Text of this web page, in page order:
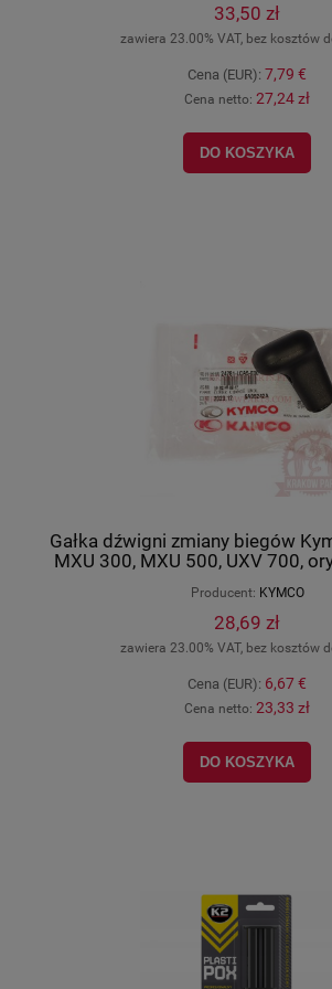
33,50 zł
zawiera 23.00% VAT, bez kosztów
Cena (EUR): 7,79 €
Cena netto: 27,24 zł
DO KOSZYKA
Gałka dźwigni zmiany biegów
MXU 300, MXU 500, UXV 700,
Producent: KYMCO
28,69 zł
zawiera 23.00% VAT, bez kosztów
Cena (EUR): 6,67 €
Cena netto: 23,33 zł
DO KOSZYKA